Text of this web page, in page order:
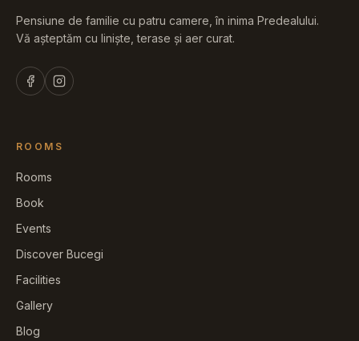
Pensiune de familie cu patru camere, în inima Predealului.
Vă așteptăm cu liniște, terase și aer curat.
ROOMS
Rooms
Book
Events
Discover Bucegi
Facilities
Gallery
Blog